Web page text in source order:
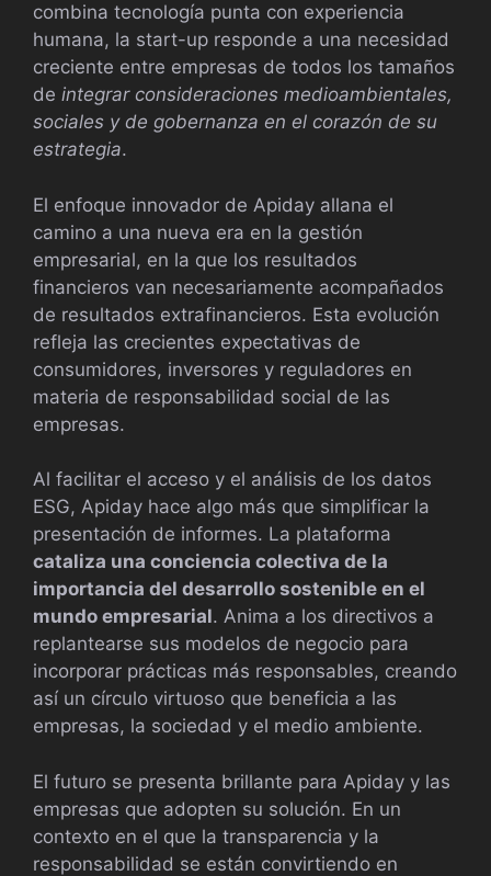
combina tecnología punta con experiencia
humana, la start-up responde a una necesidad
creciente entre empresas de todos los tamaños
de integrar consideraciones medioambientales,
sociales y de gobernanza en el corazón de su
estrategia.
El enfoque innovador de Apiday allana el
camino a una nueva era en la gestión
empresarial, en la que los resultados
financieros van necesariamente acompañados
de resultados extrafinancieros. Esta evolución
refleja las crecientes expectativas de
consumidores, inversores y reguladores en
materia de responsabilidad social de las
empresas.
Al facilitar el acceso y el análisis de los datos
ESG, Apiday hace algo más que simplificar la
presentación de informes. La plataforma
cataliza una conciencia colectiva de la
importancia del desarrollo sostenible en el
mundo empresarial. Anima a los directivos a
replantearse sus modelos de negocio para
incorporar prácticas más responsables, creando
así un círculo virtuoso que beneficia a las
empresas, la sociedad y el medio ambiente.
El futuro se presenta brillante para Apiday y las
empresas que adopten su solución. En un
contexto en el que la transparencia y la
responsabilidad se están convirtiendo en